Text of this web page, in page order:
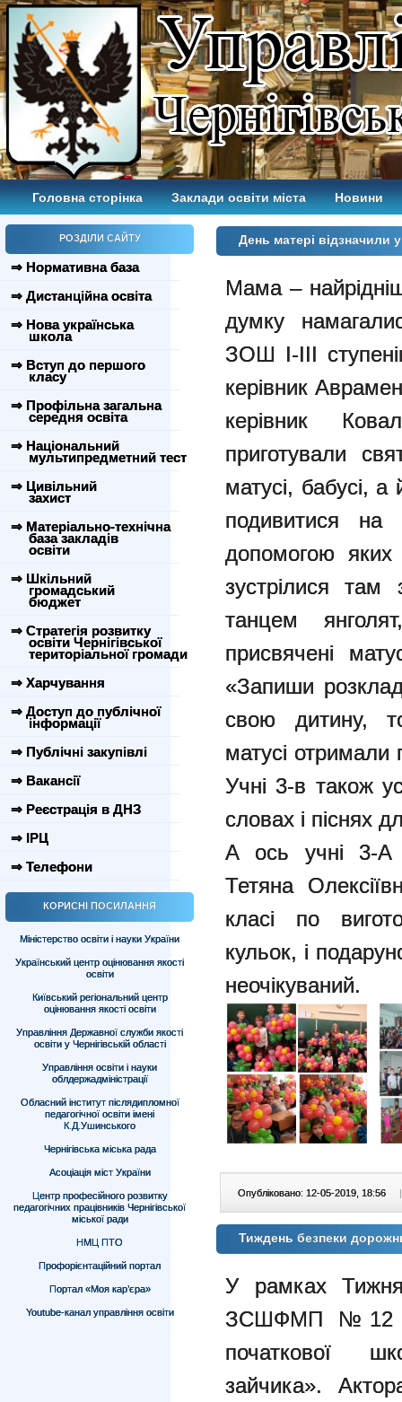
Головна сторінка Заклади освіти міста Новини
РОЗДІЛИ САЙТУ
⇒ Нормативна база
⇒ Дистанційна освіта
⇒ Нова українська
школа
⇒ Вступ до першого
класу
⇒ Профільна загальна
середня освіта
⇒ Національний
мультипредметний тест
⇒ Цивільний
захист
⇒ Матеріально-технічна
база закладів
освіти
⇒ Шкільний
громадський
бюджет
⇒ Стратегія розвитку
освіти Чернігівської
територіальної громади
⇒ Харчування
⇒ Доступ до публічної
інформації
⇒ Публічні закупівлі
⇒ Вакансії
⇒ Реєстрація в ДНЗ
⇒ ІРЦ
⇒ Телефони
КОРИСНІ ПОСИЛАННЯ
Міністерство освіти і науки України
Український центр оцінювання якості
освіти
Київський регіональний центр
оцінювання якості освіти
Управління Державної служби якості
освіти у Чернігівській області
Управління освіти і науки
облдержадміністрації
Обласний інститут післядипломної
педагогічної освіти імені
К.Д.Ушинського
Чернігівська міська рада
Асоціація міст України
Центр професійного розвитку
педагогічних працівників Чернігівської
міської ради
НМЦ ПТО
Профорієнтаційний портал
Портал «Моя кар’єра»
Youtube-канал управління освіти
День матері
Мама –
думку
ЗОШ І-ІІІ
керівник
керівник
приготували
матусі, бабусі,
подивитися на
допомогою
зустрілися там
танцем
присвячені
«Запиши
свою дитину,
матусі отримали
Учні 3-в також
словах і піснях
А ось учні 3-А
Тетяна
класі по
кульок, і
неочікуваний.
Опубліковано: 12-05-2019, 18:56 |
Тиждень безпеки
У рамках
ЗСШФМП №12
початкової
зайчика».